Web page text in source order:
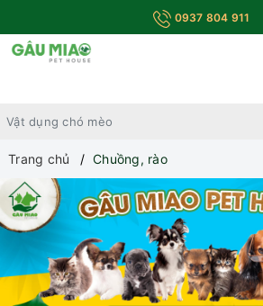
0937 804 911
Trang chủ Chuồng, rào